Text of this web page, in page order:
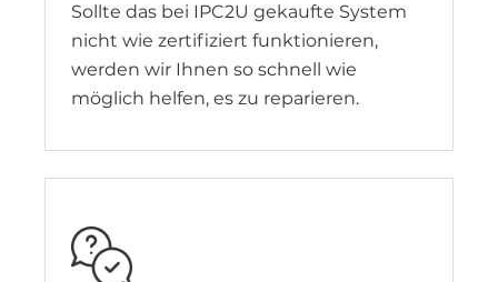
Sollte das bei IPC2U gekaufte System
nicht wie zertifiziert funktionieren,
werden wir Ihnen so schnell wie
möglich helfen, es zu reparieren.